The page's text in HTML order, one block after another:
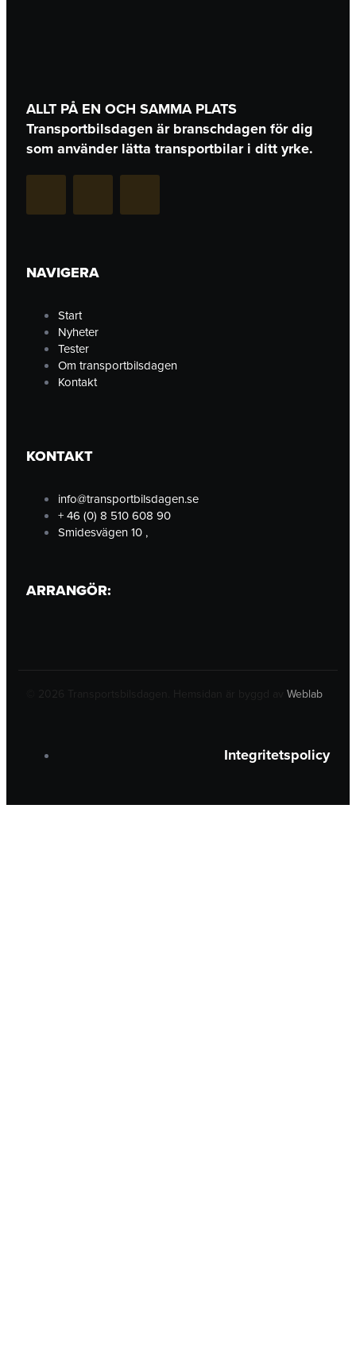
ALLT PÅ EN OCH SAMMA PLATS
Transportbilsdagen är branschdagen för dig
som använder lätta transportbilar i ditt yrke.
F
a
c
e
b
o
k
-
f
I
n
s
t
a
g
a
m
L
i
e
-
i
NAVIGERA
Start
Nyheter
Tester
Om transportbilsdagen
Kontakt
KONTAKT
info@transportbilsdagen.se
+ 46 (0) 8 510 608 90
Smidesvägen 10 ,
ARRANGÖR:
Weblab
Integritetspolicy